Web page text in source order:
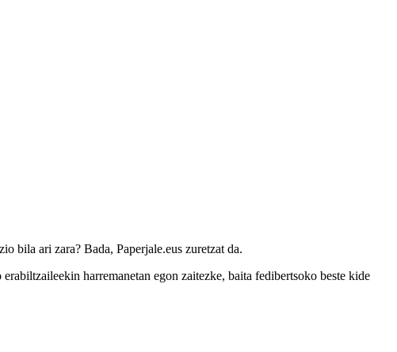
bila ari zara? Bada, Paperjale.eus zuretzat da.
harremanetan egon zaitezke, baita fedibertsoko beste kide